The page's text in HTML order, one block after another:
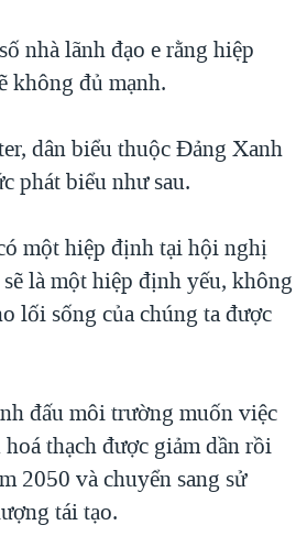
nhà lãnh đạo e rằng hiệp
không đủ mạnh.
dân biểu thuộc Đảng Xanh
phát biểu như sau.
một hiệp định tại hội nghị
là một hiệp định yếu, không
lối sống của chúng ta được
đấu môi trường muốn việc
thạch được giảm dần rồi
2050 và chuyển sang sử
tái tạo.